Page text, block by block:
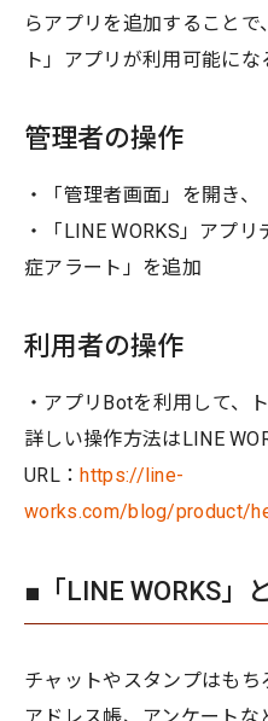
らアプリを追加すること
ト」アプリが利用可能にな
管理者の操作
・「管理者画面」を開き
・「LINE WORKS」アプ
症アラート」を追加
利用者の操作
・アプリBotを利用して、
詳しい操作方法はLINE
URL：https://line-
works.com/blog/product/
■「LINE WORKS」
チャットやスタンプはもち
アドレス帳、アンケート